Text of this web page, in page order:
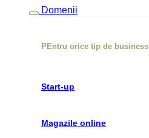
Domenii
PEntru orice tip de business
Start-up
Magazile online